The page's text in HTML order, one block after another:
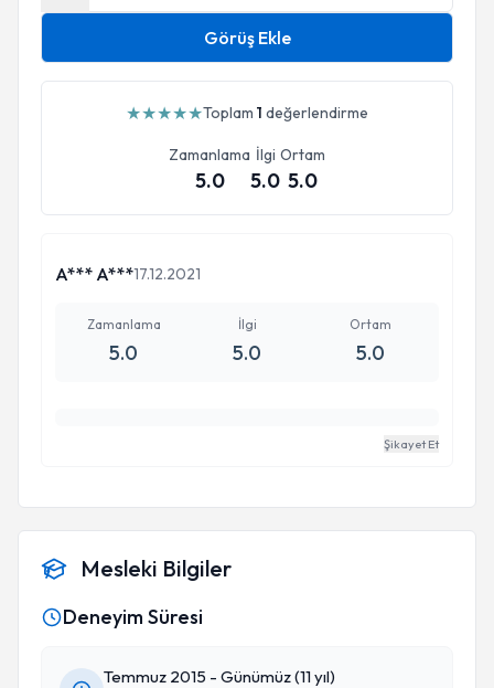
Görüş Ekle
★★★★★Toplam 1 değerlendirme
Zamanlama
5.0
İlgi
5.0
Ortam
5.0
A*** A***17.12.2021
Zamanlama
5.0
İlgi
5.0
Ortam
5.0
Şikayet Et
Mesleki Bilgiler
Deneyim Süresi
Temmuz 2015 - Günümüz (11 yıl)